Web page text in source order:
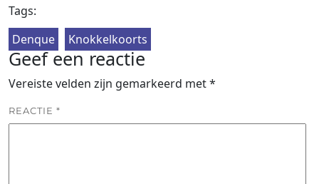
Tags:
Denque
Knokkelkoorts
Geef een reactie
Vereiste velden zijn gemarkeerd met*
REACTIE *